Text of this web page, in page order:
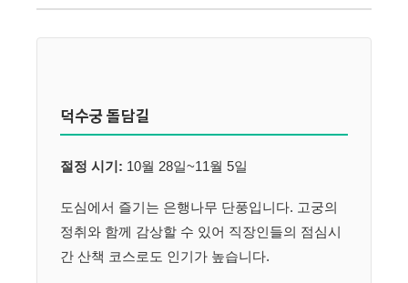
덕수궁 돌담길
절정 시기: 10월 28일~11월 5일
도심에서 즐기는 은행나무 단풍입니다. 고궁의
정취와 함께 감상할 수 있어 직장인들의 점심시
간 산책 코스로도 인기가 높습니다.